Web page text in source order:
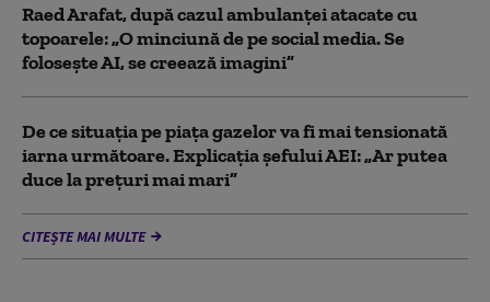
Raed Arafat, după cazul ambulanței atacate cu
topoarele: „O minciună de pe social media. Se
folosește AI, se creează imagini”
De ce situaţia pe piaţa gazelor va fi mai tensionată
iarna următoare. Explicația șefului AEI: „Ar putea
duce la preţuri mai mari”
CITEȘTE MAI MULTE